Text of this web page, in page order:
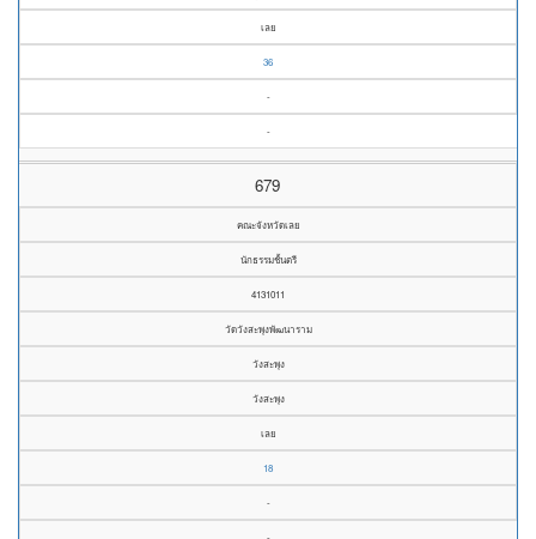
เลย
36
-
-
679
คณะจังหวัดเลย
นักธรรมชั้นตรี
4131011
วัดวังสะพุงพัฒนาราม
วังสะพุง
วังสะพุง
เลย
18
-